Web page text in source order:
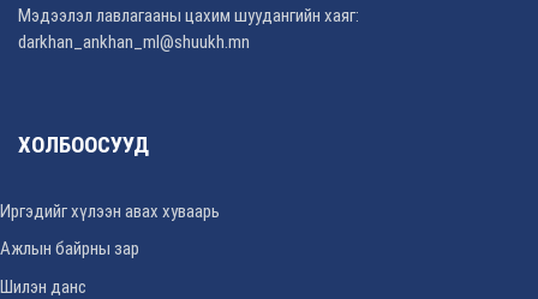
Мэдээлэл лавлагааны цахим шуудангийн хаяг:
darkhan_ankhan_ml@shuukh.mn
ХОЛБООСУУД
Иргэдийг хүлээн авах хуваарь
Ажлын байрны зар
Шилэн данс